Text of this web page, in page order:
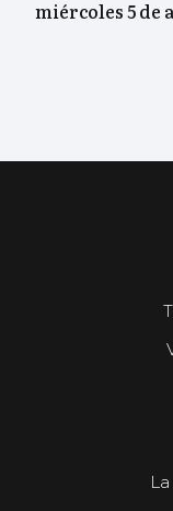
miércoles 5 de